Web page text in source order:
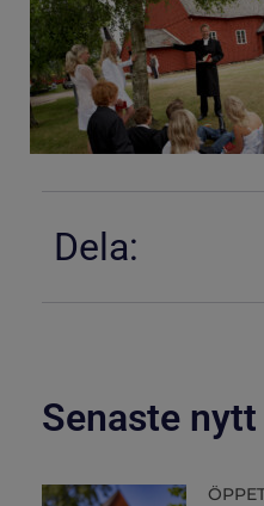
Dela:
Senaste nytt